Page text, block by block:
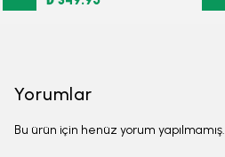
Yorumlar
Bu ürün için henüz yorum yapılmamış.